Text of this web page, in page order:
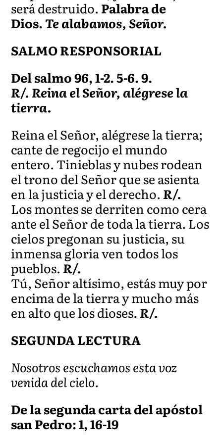
será destruido. Palabra de
Dios.Te alabamos, Señor.
SALMO RESPONSORIAL
Del salmo 96, 1-2. 5-6. 9.
R/. Reina el Señor, alégrese la
tierra.
Reina el Señor, alégrese la tierra;
cante de regocijo el mundo
entero. Tinieblas y nubes rodean
el trono del Señor que se asienta
en la justicia y el derecho.R/.
Los montes se derriten como cera
ante el Señor de toda la tierra. Los
cielos pregonan su justicia, su
inmensa gloria ven todos los
pueblos.R/.
Tú, Señor altísimo, estás muy por
encima de la tierra y mucho más
en alto que los dioses.R/.
SEGUNDA LECTURA
Nosotros escuchamos esta voz
venida del cielo.
De la segunda carta del apóstol
san Pedro: 1, 16-19